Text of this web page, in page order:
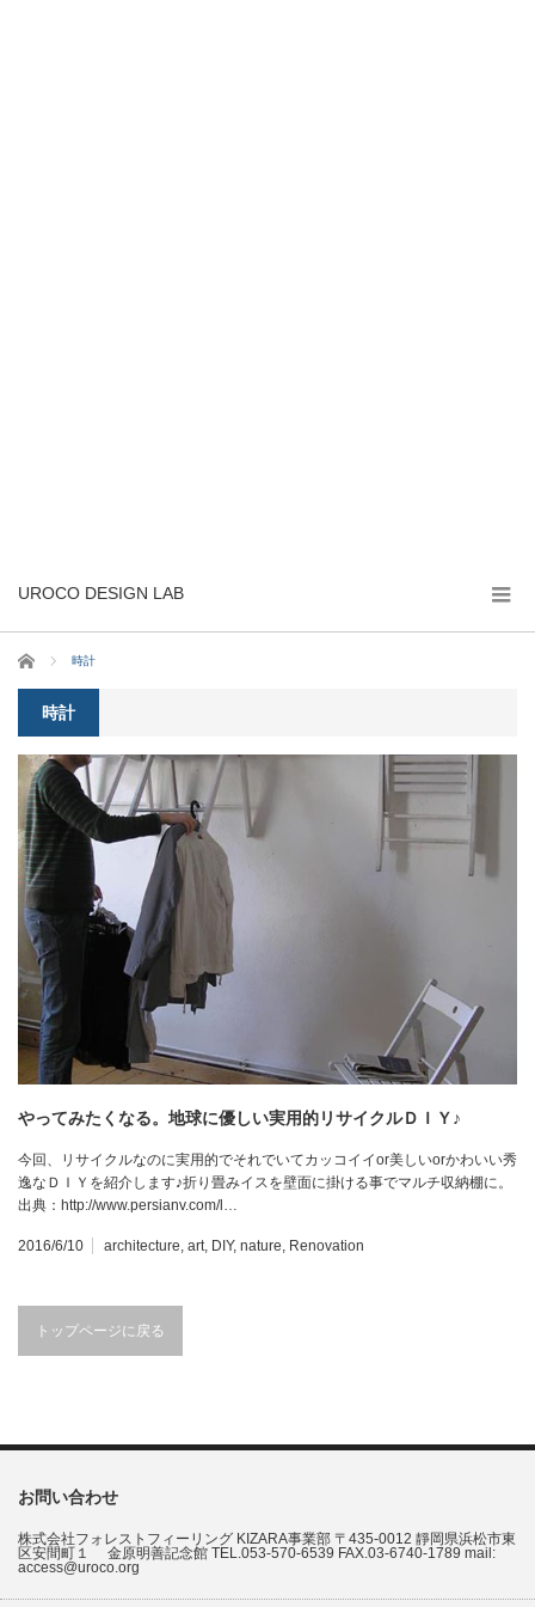
UROCO DESIGN LAB
ホーム 時計
時計
やってみたくなる。地球に優しい実用的リサイクルＤＩＹ♪
今回、リサイクルなのに実用的でそれでいてカッコイイor美しいorかわいい秀
逸なＤＩＹを紹介します♪折り畳みイスを壁面に掛ける事でマルチ収納棚に。
出典：http://www.persianv.com/l…
2016/6/10 architecture, art, DIY, nature, Renovation
トップページに戻る
お問い合わせ
株式会社フォレストフィーリング KIZARA事業部 〒435-0012 靜岡県浜松市東
区安間町１ 金原明善記念館 TEL.053-570-6539 FAX.03-6740-1789 mail:
access@uroco.org